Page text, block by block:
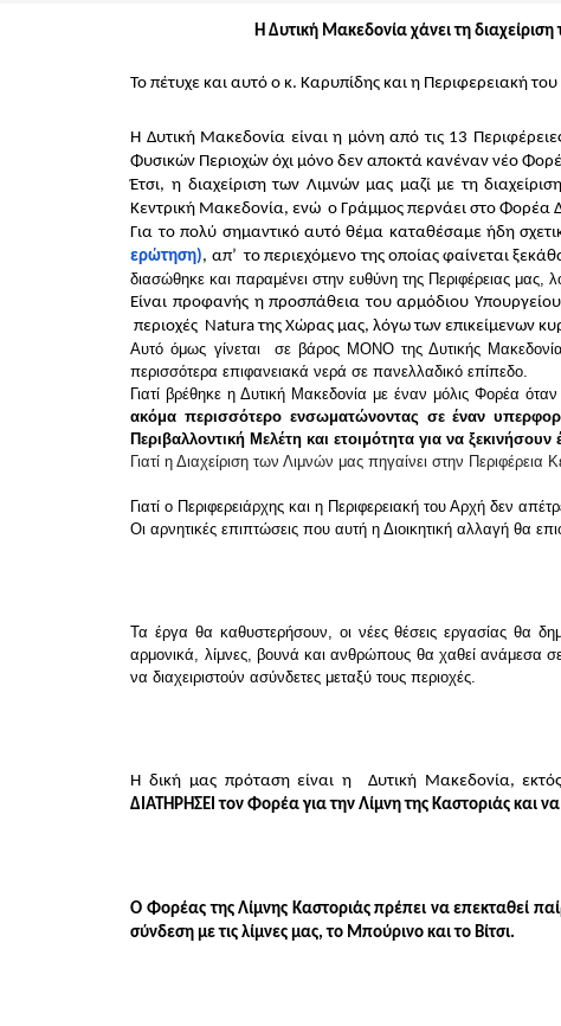
Η Δυτική Μακεδονία χάνει τη
Το πέτυχε και αυτό ο κ. Καρυπίδης και η Περιφερειακή
Η Δυτική Μακεδονία είναι η μόνη από τις 13
Φυσικών Περιοχών όχι μόνο δεν αποκτά κανέναν νέο
Έτσι, η διαχείριση των Λιμνών μας μαζί με τη
Κεντρική Μακεδονία, ενώ  ο Γράμμος περνάει στο Φορέα
Για το πολύ σημαντικό αυτό θέμα καταθέσαμε ήδη
ερώτηση), απ’  το περιεχόμενο της οποίας φαίνεται
διασώθηκε και παραμένει στην ευθύνη της Περιφέρειας
Είναι προφανής η προσπάθεια του αρμόδιου Υπουργείου
περιοχές  Natura της Χώρας μας, λόγω των επικείμενων
Αυτό όμως γίνεται  σε βάρος ΜΟΝΟ της Δυτικής
περισσότερα επιφανειακά νερά σε πανελλαδικό επίπεδο.
Γιατί βρέθηκε η Δυτική Μακεδονία με έναν μόλις Φορέα
ακόμα περισσότερο ενσωματώνοντας σε έναν
Περιβαλλοντική Μελέτη και ετοιμότητα για να ξεκινήσουν
Γιατί η Διαχείριση των Λιμνών μας πηγαίνει στην Περιφέρεια
Γιατί ο Περιφερειάρχης και η Περιφερειακή του Αρχή δεν
Οι αρνητικές επιπτώσεις που αυτή η Διοικητική αλλαγή θα
Τα έργα θα καθυστερήσουν, οι νέες θέσεις εργασίας θα
αρμονικά, λίμνες, βουνά και ανθρώπους θα χαθεί ανάμεσα
να διαχειριστούν ασύνδετες μεταξύ τους περιοχές.
Η δική μας πρόταση είναι η  Δυτική Μακεδονία,
ΔΙΑΤΗΡΗΣΕΙ τον Φορέα για την Λίμνη της Καστοριάς και
Ο Φορέας της Λίμνης Καστοριάς πρέπει να επεκταθεί
σύνδεση με τις λίμνες μας, το Μπούρινο και το Βίτσι.